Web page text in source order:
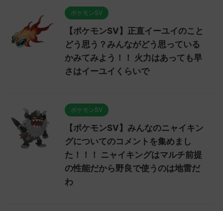
ポケモンSV
【ポケモンSV】正直イーユイのこと
どう思う？みんながどう思っている
かみてみよう！！ 火力はあっても早
さはイーユイくらいで
ポケモンSV
【ポケモンSV】みんなのニャイキン
グについてのコメントを集めまし
た！！！ ニャイキングはマルチ前提
の性能だから野良で使うのは地雷だ
わ